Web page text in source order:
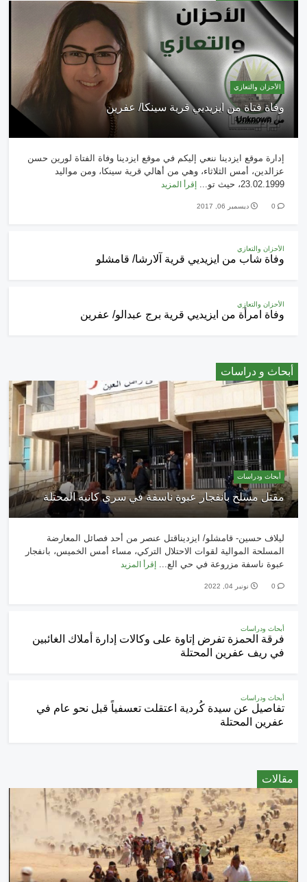
الأحزان والتعازي
وفاة فتاة من ايزيديي قرية سينكا/ عفرين
من Unknown
إدارة موقع ايزدينا ننعي إليكم في موقع ايزدينا وفاة الفتاة لورين حسن
عزالدين، أمس الثلاثاء، وهي من أهالي قرية سينكا، ومن مواليد
23.02.1999، حيث تو...
إقرأ المزيد
0 ديسمبر 06, 2017
الأحزان والتعازي
وفاة شاب من ايزيديي قرية آلارشا/ قامشلو
الأحزان والتعازي
وفاة امرأة من ايزيديي قرية برج عبدالو/ عفرين
أبحاث و دراسات
أبحاث ودراسات
مقتل مسلح بانفجار عبوة ناسفة في سري كانيه المحتلة
ليلاف حسين- قامشلو/ ايزديناقتل عنصر من أحد فصائل المعارضة
المسلحة الموالية لقوات الاحتلال التركي، مساء أمس الخميس، بانفجار
عبوة ناسفة مزروعة في حي الع...
إقرأ المزيد
0 نونبر 04, 2022
أبحاث ودراسات
فرقة الحمزة تفرض إتاوة على وكالات إدارة أملاك الغائبين
في ريف عفرين المحتلة
أبحاث ودراسات
تفاصيل عن سيدة كُردية اعتقلت تعسفياً قبل نحو عام في
عفرين المحتلة
مقالات